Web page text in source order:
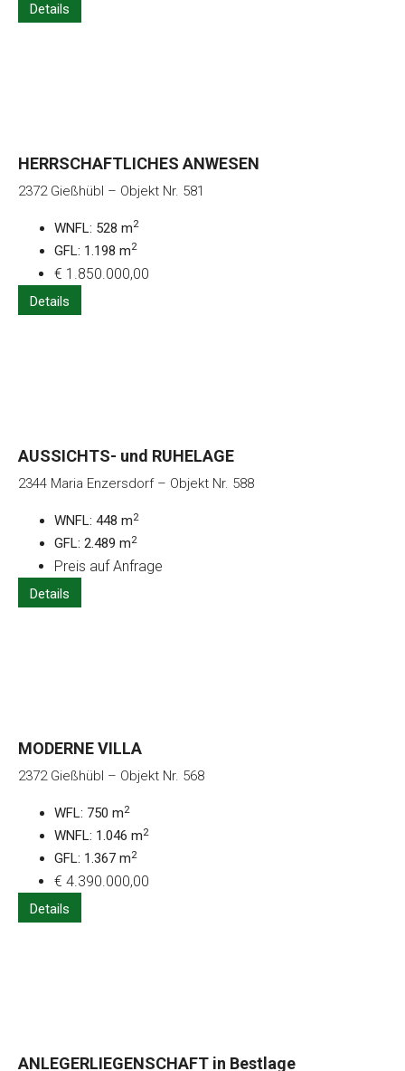
Details
HERRSCHAFTLICHES ANWESEN
2372 Gießhübl – Objekt Nr. 581
WNFL: 528 m2
GFL: 1.198 m2
€ 1.850.000,00
Details
AUSSICHTS- und RUHELAGE
2344 Maria Enzersdorf – Objekt Nr. 588
WNFL: 448 m2
GFL: 2.489 m2
Preis auf Anfrage
Details
MODERNE VILLA
2372 Gießhübl – Objekt Nr. 568
WFL: 750 m2
WNFL: 1.046 m2
GFL: 1.367 m2
€ 4.390.000,00
Details
ANLEGERLIEGENSCHAFT in Bestlage